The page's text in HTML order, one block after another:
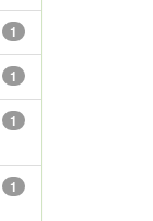
1
1
1
1